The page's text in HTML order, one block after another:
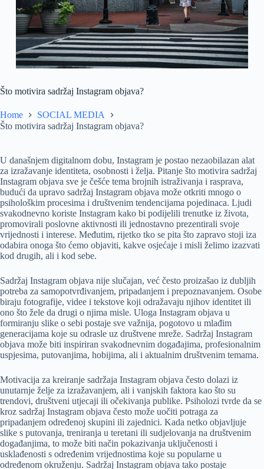
Što motivira sadržaj Instagram objava?
Home
SOCIAL MEDIA
Što motivira sadržaj Instagram objava?
U današnjem digitalnom dobu, Instagram je postao nezaobilazan alat
za izražavanje identiteta, osobnosti i želja. Pitanje što motivira sadržaj
Instagram objava sve je češće tema brojnih istraživanja i rasprava,
budući da upravo sadržaj Instagram objava može otkriti mnogo o
psihološkim procesima i društvenim tendencijama pojedinaca. Ljudi
svakodnevno koriste Instagram kako bi podijelili trenutke iz života,
promovirali poslovne aktivnosti ili jednostavno prezentirali svoje
vrijednosti i interese. Međutim, rijetko tko se pita što zapravo stoji iza
odabira onoga što ćemo objaviti, kakve osjećaje i misli želimo izazvati
kod drugih, ali i kod sebe.
Sadržaj Instagram objava nije slučajan, već često proizašao iz dubljih
potreba za samopotvrđivanjem, pripadanjem i prepoznavanjem. Osobe
biraju fotografije, videe i tekstove koji odražavaju njihov identitet ili
ono što žele da drugi o njima misle. Uloga Instagram objava u
formiranju slike o sebi postaje sve važnija, pogotovo u mlađim
generacijama koje su odrasle uz društvene mreže. Sadržaj Instagram
objava može biti inspiriran svakodnevnim događajima, profesionalnim
uspjesima, putovanjima, hobijima, ali i aktualnim društvenim temama.
Motivacija za kreiranje sadržaja Instagram objava često dolazi iz
unutarnje želje za izražavanjem, ali i vanjskih faktora kao što su
trendovi, društveni utjecaji ili očekivanja publike. Psiholozi tvrde da se
kroz sadržaj Instagram objava često može uočiti potraga za
pripadanjem određenoj skupini ili zajednici. Kada netko objavljuje
slike s putovanja, treniranja u teretani ili sudjelovanja na društvenim
događanjima, to može biti način pokazivanja uključenosti i
usklađenosti s određenim vrijednostima koje su popularne u
određenom okruženju. Sadržaj Instagram objava tako postaje